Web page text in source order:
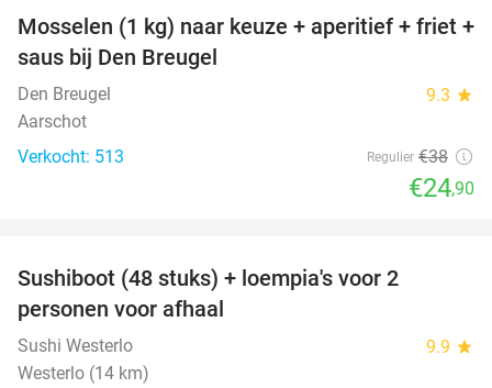
34%
Mosselen (1 kg) naar keuze + aperitief + friet +
saus bij Den Breugel
Den Breugel 9.3 star
Aarschot
Verkocht: 513
Regulier €38
€24,90
Sushiboot (48 stuks) + loempia's voor 2
personen voor afhaal
Sushi Westerlo 9.9 star
Westerlo (14 km)